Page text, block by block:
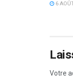
6
Votre